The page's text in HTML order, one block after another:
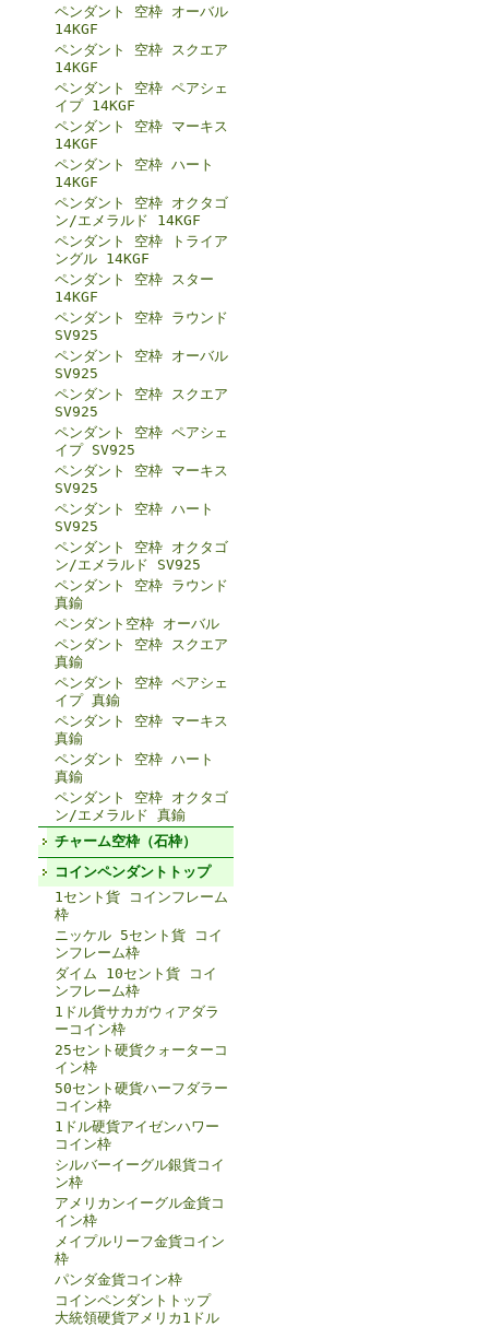
ペンダント 空枠 オーバル
14KGF
ペンダント 空枠 スクエア
14KGF
ペンダント 空枠 ペアシェ
イプ 14KGF
ペンダント 空枠 マーキス
14KGF
ペンダント 空枠 ハート
14KGF
ペンダント 空枠 オクタゴ
ン/エメラルド 14KGF
ペンダント 空枠 トライア
ングル 14KGF
ペンダント 空枠 スター
14KGF
ペンダント 空枠 ラウンド
SV925
ペンダント 空枠 オーバル
SV925
ペンダント 空枠 スクエア
SV925
ペンダント 空枠 ペアシェ
イプ SV925
ペンダント 空枠 マーキス
SV925
ペンダント 空枠 ハート
SV925
ペンダント 空枠 オクタゴ
ン/エメラルド SV925
ペンダント 空枠 ラウンド
真鍮
ペンダント空枠 オーバル
ペンダント 空枠 スクエア
真鍮
ペンダント 空枠 ペアシェ
イプ 真鍮
ペンダント 空枠 マーキス
真鍮
ペンダント 空枠 ハート
真鍮
ペンダント 空枠 オクタゴ
ン/エメラルド 真鍮
チャーム空枠（石枠）
コインペンダントトップ
1セント貨 コインフレーム
枠
ニッケル 5セント貨 コイ
ンフレーム枠
ダイム 10セント貨 コイ
ンフレーム枠
1ドル貨サカガウィアダラ
ーコイン枠
25セント硬貨クォーターコ
イン枠
50セント硬貨ハーフダラー
コイン枠
1ドル硬貨アイゼンハワー
コイン枠
シルバーイーグル銀貨コイ
ン枠
アメリカンイーグル金貨コ
イン枠
メイプルリーフ金貨コイン
枠
パンダ金貨コイン枠
コインペンダントトップ
大統領硬貨アメリカ1ドル